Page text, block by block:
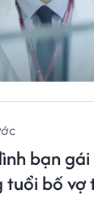
bạn
tuổi bố